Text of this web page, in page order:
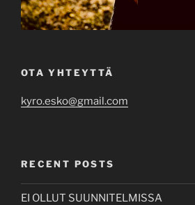
OTA YHTEYTTÄ
kyro.esko@gmail.com
RECENT POSTS
EI OLLUT SUUNNITELMISSA